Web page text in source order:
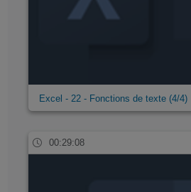
Excel - 22 - Fonctions de texte (4/4)
00:29:08